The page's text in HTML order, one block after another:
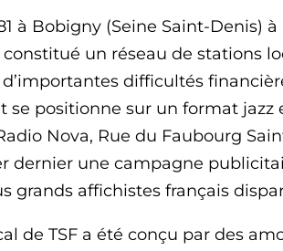
à Bobigny (Seine Saint-Denis)
un réseau de stations
difficultés
se positionne sur un format
Nova, Rue du Faubourg
dernier une campagne
grands affichistes français
de TSF a été conçu par des